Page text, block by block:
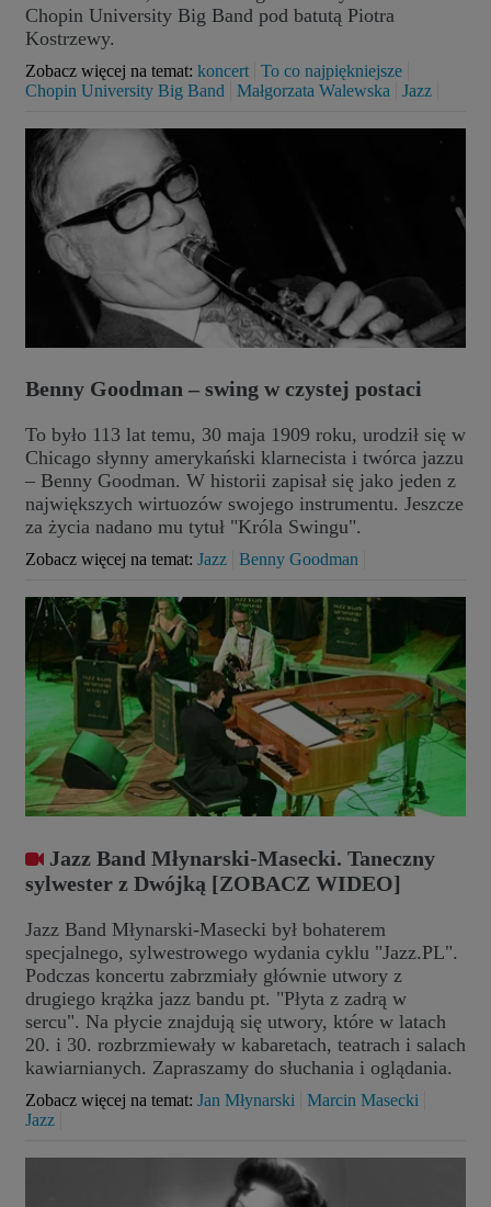
Chopin University Big Band pod batutą Piotra
Kostrzewy.
Zobacz więcej na temat: koncert
To co najpiękniejsze
Chopin University Big Band
Małgorzata Walewska Jazz
Benny Goodman – swing w czystej postaci
To było 113 lat temu, 30 maja 1909 roku, urodził się w
Chicago słynny amerykański klarnecista i twórca jazzu
– Benny Goodman. W historii zapisał się jako jeden z
największych wirtuozów swojego instrumentu. Jeszcze
za życia nadano mu tytuł "Króla Swingu".
Zobacz więcej na temat: Jazz Benny Goodman
Jazz Band Młynarski-Masecki. Taneczny
sylwester z Dwójką [ZOBACZ WIDEO]
Jazz Band Młynarski-Masecki był bohaterem
specjalnego, sylwestrowego wydania cyklu "Jazz.PL".
Podczas koncertu zabrzmiały głównie utwory z
drugiego krążka jazz bandu pt. "Płyta z zadrą w
sercu". Na płycie znajdują się utwory, które w latach
20. i 30. rozbrzmiewały w kabaretach, teatrach i salach
kawiarnianych. Zapraszamy do słuchania i oglądania.
Zobacz więcej na temat: Jan Młynarski
Marcin Masecki
Jazz